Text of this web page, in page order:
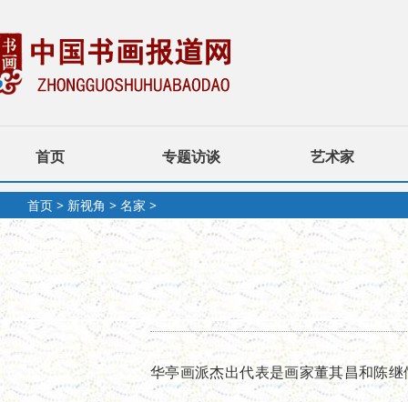
首页 专题访谈 艺术家
首页 > 新视角 > 名家 >
华亭画派杰出代表是画家董其昌和陈继